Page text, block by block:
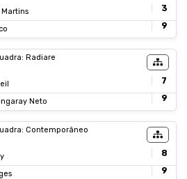
3
9
Radiare
7
Neto 9
Contemporâneo
8
9